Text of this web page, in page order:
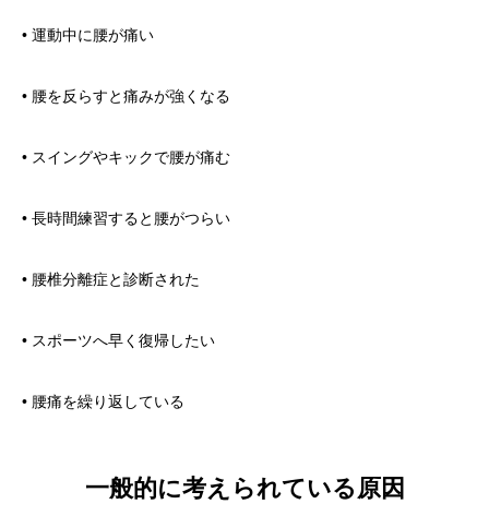
• 運動中に腰が痛い
• 腰を反らすと痛みが強くなる
• スイングやキックで腰が痛む
• 長時間練習すると腰がつらい
• 腰椎分離症と診断された
• スポーツへ早く復帰したい
• 腰痛を繰り返している
一般的に考えられている原因